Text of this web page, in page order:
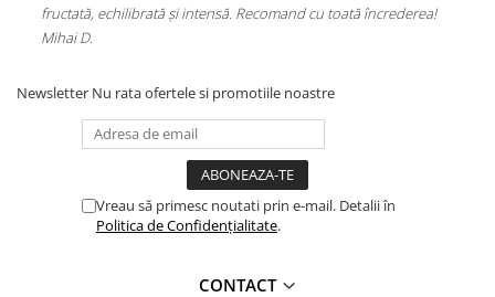
fructată, echilibrată și intensă. Recomand cu toată încrederea!
Mihai D.
Newsletter Nu rata ofertele si promotiile noastre
Vreau să primesc noutati prin e-mail. Detalii în
Politica de Confidențialitate.
CONTACT